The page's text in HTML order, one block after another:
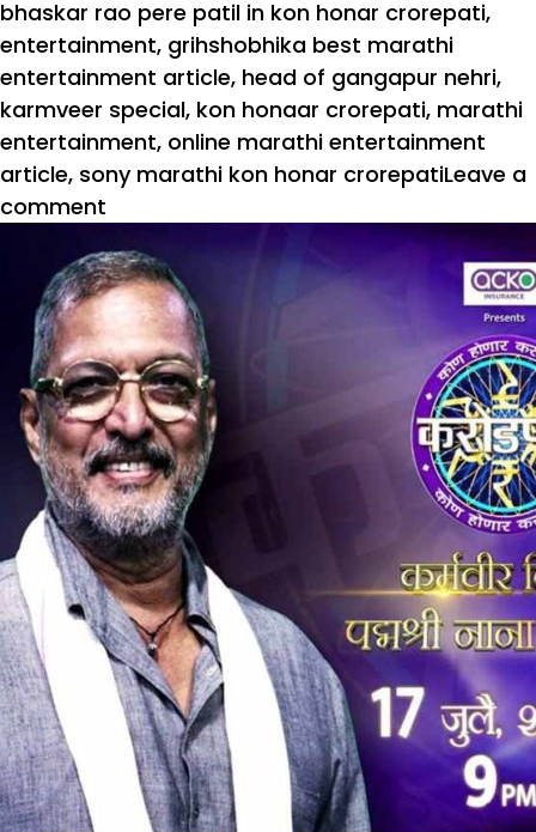
bhaskar rao pere patil in kon honar crorepati,
entertainment, grihshobhika best marathi
entertainment article, head of gangapur nehri,
karmveer special, kon honaar crorepati, marathi
entertainment, online marathi entertainment
article, sony marathi kon honar crorepatiLeave a
comment
होणार
करोडपती’च्या
कर्मवीर
विशेष
भाग